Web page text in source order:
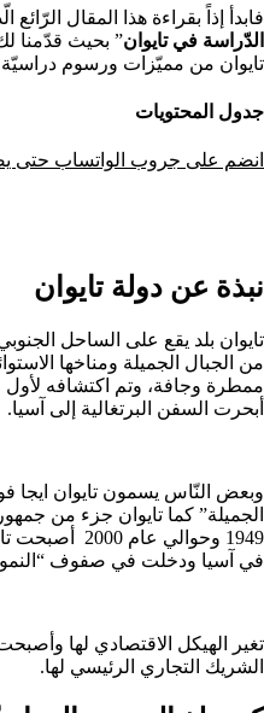
فابدأ إذاً بقراءة هذا المقال الرّائع
الدّراسة في تايوان” بحيث قدّمنا
تايوان من مميّزات ورسوم
جدول المحتويات
انضم على جروب الواتساب حتى
نبذة عن دولة تايوان
تايوان بلد يقع على الساحل
من الجبال الجميلة ومناخها
ممطرة وجافة، وتم اكتشافه
أبحرت السفن البرتغالية إلى آسيا.
وبعض النّاس يسمون تايوان ايجا
الجميلة” كما تايوان جزء من
1949 وحوالي
في آسيا ودخلت في صفوف “النمور
تغير الهيكل الاقتصادي لها
الشريك التجاري الرئيسي لها.